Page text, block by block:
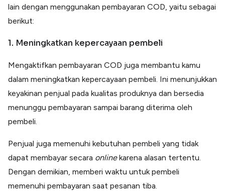
lain dengan menggunakan pembayaran COD, yaitu sebagai
berikut:
1. Meningkatkan kepercayaan pembeli
Mengaktifkan pembayaran COD juga membantu kamu
dalam meningkatkan kepercayaan pembeli. Ini menunjukkan
keyakinan penjual pada kualitas produknya dan bersedia
menunggu pembayaran sampai barang diterima oleh
pembeli.
Penjual juga memenuhi kebutuhan pembeli yang tidak
dapat membayar secara onlinekarena alasan tertentu.
Dengan demikian, memberi waktu untuk pembeli
memenuhi pembayaran saat pesanan tiba.